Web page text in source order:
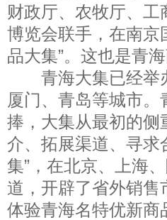
财政厅、农牧厅、
博览会联手，在南京
品大集”。这也是青
青海大集已经举
厦门、青岛等城市
捧，大集从最初的侧
介、拓展渠道、寻求
集”，在北京、上海
道，开辟了省外销售
体验青海名特优新商